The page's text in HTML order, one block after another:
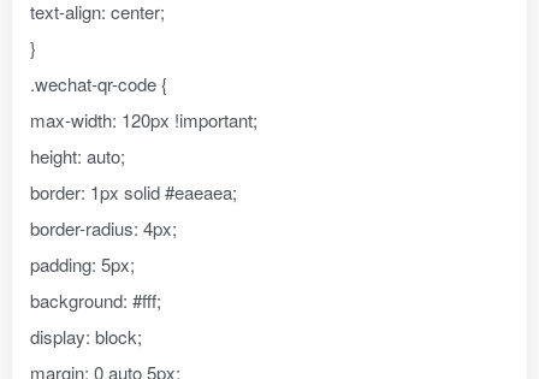
text-align: center;
}
.wechat-qr-code {
max-width: 120px !important;
height: auto;
border: 1px solid #eaeaea;
border-radius: 4px;
padding: 5px;
background: #fff;
display: block;
margin: 0 auto 5px;